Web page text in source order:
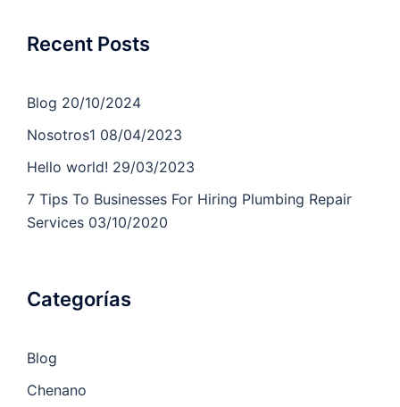
Recent Posts
Blog 20/10/2024
Nosotros1 08/04/2023
Hello world! 29/03/2023
7 Tips To Businesses For Hiring Plumbing Repair
Services 03/10/2020
Categorías
Blog
Chenano